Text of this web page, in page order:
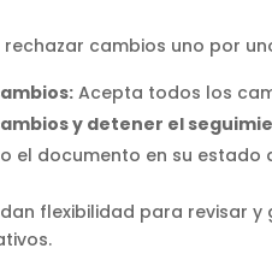
cambios uno por
Acepta todos los
y detener el
el documento en su estado
flexibilidad para revisar